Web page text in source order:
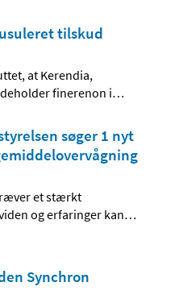
tilskud
at Kerendia,
finerenon i…
søger 1 nyt
et stærkt
og erfaringer kan…
Synchron